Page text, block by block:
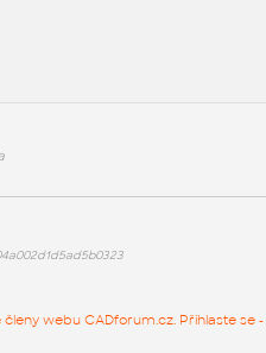
webu CADforum.cz. Přihlaste se -